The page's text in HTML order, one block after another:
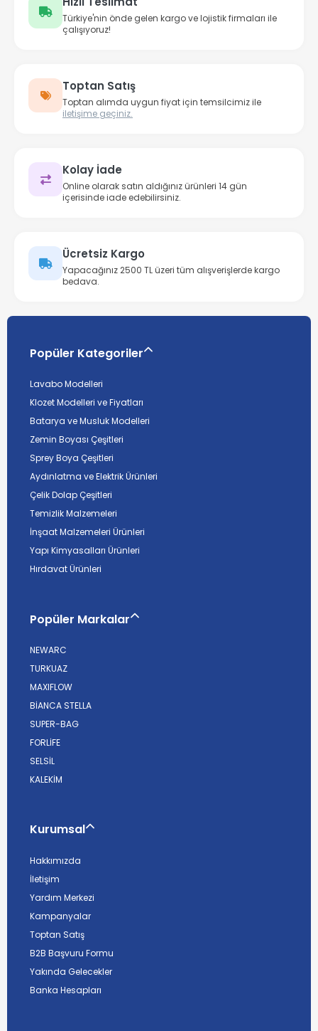
Türkiye'nin önde gelen kargo ve lojistik firmaları ile
çalışıyoruz!
Toptan Satış
Toptan alımda uygun fiyat için temsilcimiz ile
iletişime geçiniz.
Kolay İade
Online olarak satın aldığınız ürünleri 14 gün
içerisinde iade edebilirsiniz.
Ücretsiz Kargo
Yapacağınız 2500 TL üzeri tüm alışverişlerde kargo
bedava.
Popüler Kategoriler
Lavabo Modelleri
Klozet Modelleri ve Fiyatları
Batarya ve Musluk Modelleri
Zemin Boyası Çeşitleri
Sprey Boya Çeşitleri
Aydınlatma ve Elektrik Ürünleri
Çelik Dolap Çeşitleri
Temizlik Malzemeleri
İnşaat Malzemeleri Ürünleri
Yapı Kimyasalları Ürünleri
Hırdavat Ürünleri
Popüler Markalar
NEWARC
TURKUAZ
MAXIFLOW
BİANCA STELLA
SUPER-BAG
FORLİFE
SELSİL
KALEKİM
Kurumsal
Hakkımızda
İletişim
Yardım Merkezi
Kampanyalar
Toptan Satış
B2B Başvuru Formu
Yakında Gelecekler
Banka Hesapları